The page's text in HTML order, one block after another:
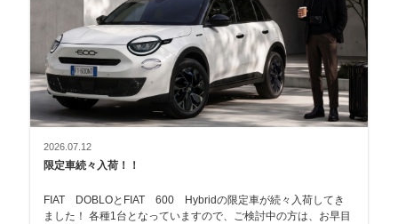
2026.07.12
限定車続々入荷！！
FIAT DOBLOとFIAT 600 Hybridの限定車が続々入荷してき
ました！ 各種1台となっていますので、ご検討中の方は、お早目